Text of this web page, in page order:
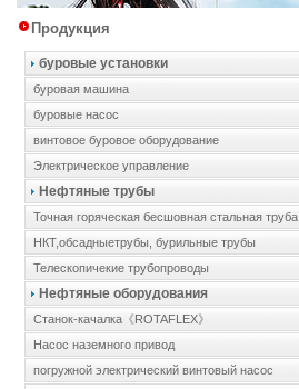
Продукция
буровые установки
буровая машина
буровые насос
винтовое буровое оборудование
Электрическое управление
Нефтяные трубы
Точная горяческая бесшовная стальная труба
НКТ,обсадныетрубы, бурильные трубы
Телескопичекие трубопроводы
Нефтяные оборудования
Cтанок-качалка《ROTAFLEX》
Hасос наземного привод
погружной электрический винтовый насос